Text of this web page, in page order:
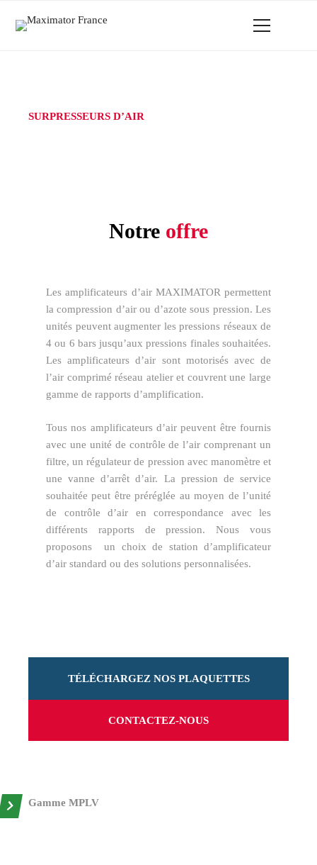
SURPRESSEURS D’AIR
Notre offre
Les amplificateurs d’air MAXIMATOR permettent
la compression d’air ou d’azote sous pression. Les
unités peuvent augmenter les pressions réseaux de
4 ou 6 bars jusqu’aux pressions finales souhaitées.
Les amplificateurs d’air sont motorisés avec de
l’air comprimé réseau atelier et couvrent une large
gamme de rapports d’amplification.
Tous nos amplificateurs d’air peuvent être fournis
avec une unité de contrôle de l’air comprenant un
filtre, un régulateur de pression avec manomètre et
une vanne d’arrêt d’air. La pression de service
souhaitée peut être préréglée au moyen de l’unité
de contrôle d’air en correspondance avec les
différents rapports de pression. Nous vous
proposons un choix de station d’amplificateur
d’air standard ou des solutions personnalisées.
TÉLÉCHARGEZ NOS PLAQUETTES
CONTACTEZ-NOUS
Gamme MPLV